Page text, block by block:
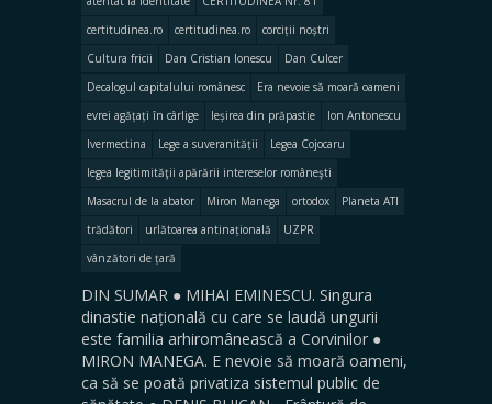
certitudinea.ro
certitudinea.ro
corciții noștri
Cultura fricii
Dan Cristian Ionescu
Dan Culcer
Decalogul capitalului românesc
Era nevoie să moară oameni
evrei agățați în cârlige
Ieșirea din prăpastie
Ion Antonescu
Ivermectina
Lege a suveranității
Legea Cojocaru
legea legitimităţii apărării intereselor româneşti
Masacrul de la abator
Miron Manega ortodox
Planeta ATI
trădători
urlătoarea antinațională
UZPR
vânzători de țară
DIN SUMAR ● MIHAI EMINESCU. Singura
dinastie națională cu care se laudă ungurii
este familia arhiromânească a Corvinilor ●
MIRON MANEGA. E nevoie să moară oameni,
ca să se poată privatiza sistemul public de